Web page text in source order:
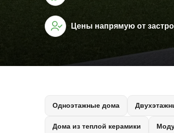
Цены напрямую от
Одноэтажные дома
Дома из теплой керамики